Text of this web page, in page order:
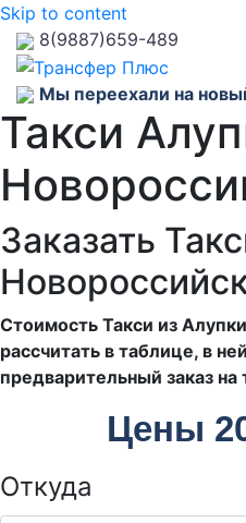
Skip to content
8(9887)659-489
Мы переехали на
Такси
Заказать
Стоимость Такси из
рассчитать в таблице, в
предварительный заказ на
Цены
Откуда